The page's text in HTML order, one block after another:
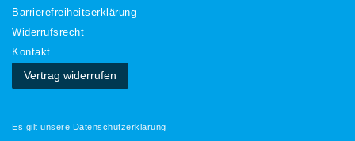
Barrierefreiheitserklärung
Widerrufs­recht
Kontakt
Vertrag widerrufen
Es gilt unsere Datenschutzerklärung